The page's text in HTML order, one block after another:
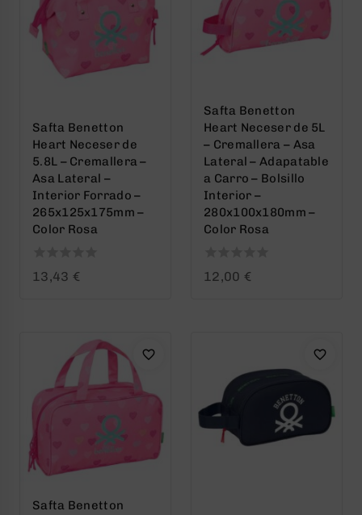
Safta Benetton
Heart Neceser de
5.8L – Cremallera –
Asa Lateral –
Interior Forrado –
265x125x175mm –
Color Rosa
013,43 €
Safta Benetton
Heart Neceser de 5L
– Cremallera – Asa
Lateral – Adapatable
a Carro – Bolsillo
Interior –
280x100x180mm –
Color Rosa
012,00 €
Safta Benetton